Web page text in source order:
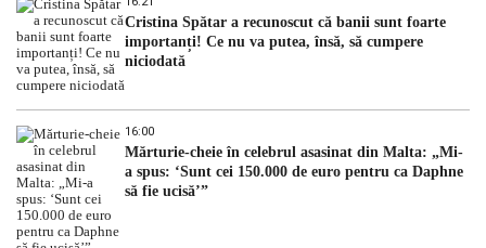
Cristina Spătar a recunoscut că banii sunt foarte
importanți! Ce nu va putea, însă, să cumpere
niciodată
16:00
Mărturie-cheie în celebrul asasinat din Malta: „Mi-
a spus: ‘Sunt cei 150.000 de euro pentru ca Daphne
să fie ucisă’”